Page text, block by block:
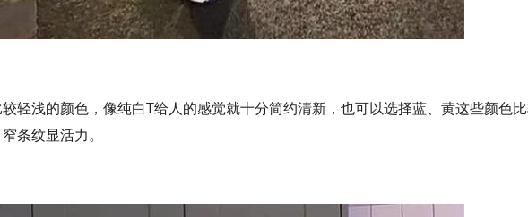
轻浅的颜色，像纯白T给人的感觉就十分简约清新，也可以选择蓝、黄这些颜色
条纹显活力。